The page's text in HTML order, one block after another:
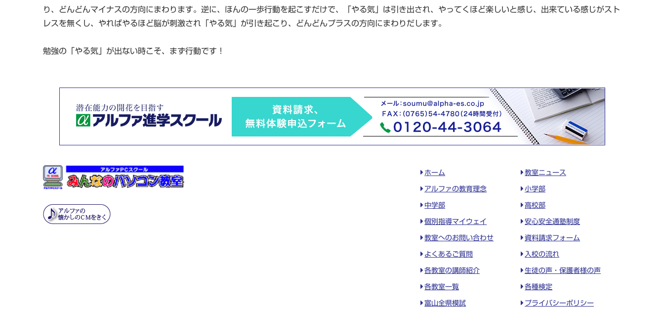
り、どんどんマイナスの方向にまわります。逆に、ほんの一歩行動を起こすだけで、「やる気」は引き出され、やってくほど楽しいと感じ、出来ている感じがスト
レスを無くし、やればやるほど脳が刺激され「やる気」が引き起こり、どんどんプラスの方向にまわりだします。
勉強の「やる気」が出ない時こそ、まず行動です！
ホーム 教室ニュース
アルファの教育理念 小学部
中学部 高校部
個別指導マイウェイ 安心安全通塾制度
教室へのお問い合わせ 資料請求フォーム
よくあるご質問 入校の流れ
各教室の講師紹介 生徒の声・保護者様の声
各教室一覧 各種検定
富山全県模試 プライバシーポリシー